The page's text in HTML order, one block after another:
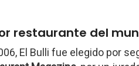
restaurante del
El Bulli fue elegido por